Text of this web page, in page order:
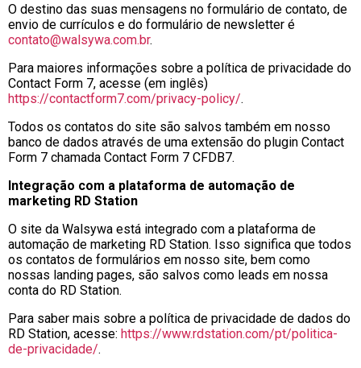
O destino das suas mensagens no formulário de contato, de
envio de currículos e do formulário de newsletter é
contato@walsywa.com.br.
Para maiores informações sobre a política de privacidade do
Contact Form 7, acesse (em inglês)
https://contactform7.com/privacy-policy/.
Todos os contatos do site são salvos também em nosso
banco de dados através de uma extensão do plugin Contact
Form 7 chamada Contact Form 7 CFDB7.
Integração com a plataforma de automação de
marketing RD Station
O site da Walsywa está integrado com a plataforma de
automação de marketing RD Station. Isso significa que todos
os contatos de formulários em nosso site, bem como
nossas landing pages, são salvos como leads em nossa
conta do RD Station.
Para saber mais sobre a política de privacidade de dados do
RD Station, acesse: https://www.rdstation.com/pt/politica-
de-privacidade/.